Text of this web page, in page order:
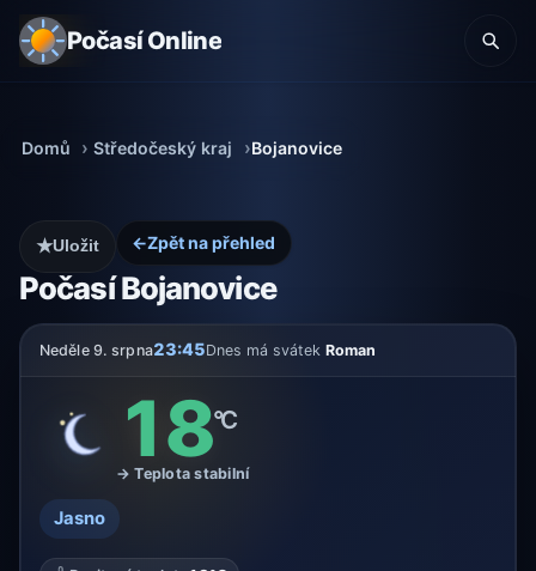
Počasí Online
Domů Středočeský kraj Bojanovice
←Zpět na přehled
Počasí Bojanovice
★Uložit
Neděle 9. srpna23:45Dnes má svátek Roman
18°C
→ Teplota stabilní
Jasno